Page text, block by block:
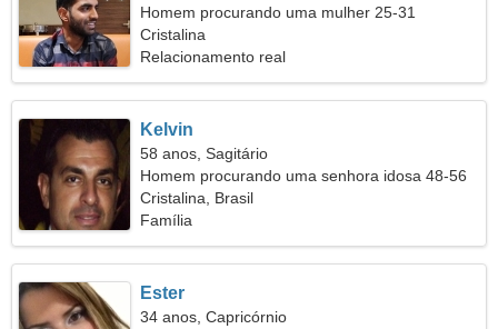
Homem procurando uma mulher 25-31
Cristalina
Relacionamento real
Kelvin
58 anos, Sagitário
Homem procurando uma senhora idosa 48-56
Cristalina, Brasil
Família
Ester
34 anos, Capricórnio